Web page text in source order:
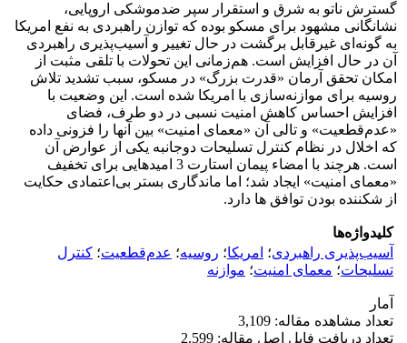
گسترش ناتو به شرق و استقرار سپر ضدموشکی اروپایی،
نشانگانی مشهود برای مسکو بوده که توازن راهبردی به نفع امریکا
به گونه‌ای غیرقابل برگشت در حال تغییر و آسیب‌پذیری راهبردی
آن در حال افزایش است. هم‌زمانی این تحولات با تلقی مثبت از
امکان تحقق آرمان «قدرت بزرگ» در مسکو، سبب تشدید تلاش
روسیه برای موازنه‌سازی با امریکا شده است. این وضعیت با
افزایش احساس کاهش امنیت نسبی در دو طرف، فضای
«عدم‌قطعیت» و تالی آن «معمای امنیت» بین آنها را فزونی داده
که اخلال در نظام کنترل تسلیحات دوجانبه یکی از عوارض آن
است. هرچند با امضاء پیمان استارت 3 امیدهایی برای تخفیف
«معمای امنیت» ایجاد شد؛ اما ماندگاری بستر بی‌اعتمادی حکایت
از شکننده بودن توافق ها دارد.
کلیدواژه‌ها
آسیب‌پذیری راهبردی؛ امریکا؛ روسیه؛ عدم‌قطعیت؛ کنترل
تسلیحات؛ معمای امنیت؛ موازنه
آمار
تعداد مشاهده مقاله: 3,109
تعداد دریافت فایل اصل مقاله: 2,599